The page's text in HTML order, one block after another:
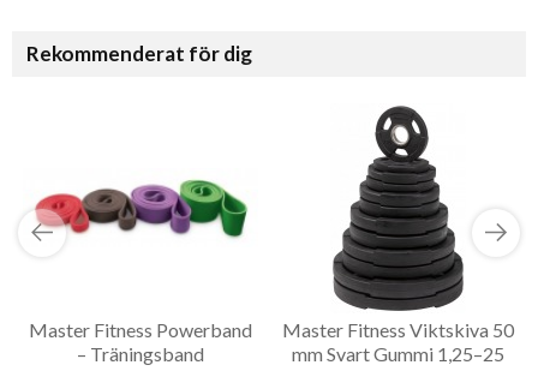
Rekommenderat för dig
Master Fitness Powerband
– Träningsband
Master Fitness Viktskiva 50
mm Svart Gummi 1,25–25